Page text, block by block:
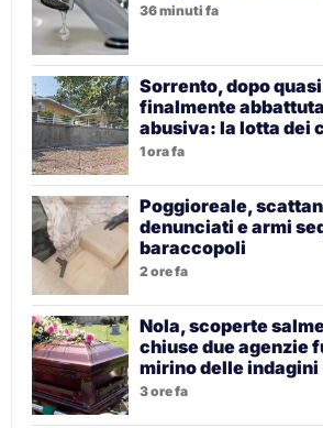
36 minuti fa
Sorrento, dopo
finalmente
abusiva: la lotta dei
1 ora fa
Poggioreale,
denunciati e armi
baraccopoli
2 ore fa
Nola, scoperte
chiuse due agenzie
mirino delle indagini
3 ore fa